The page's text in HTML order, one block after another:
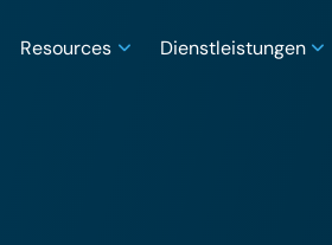
Resources Dienstleistungen